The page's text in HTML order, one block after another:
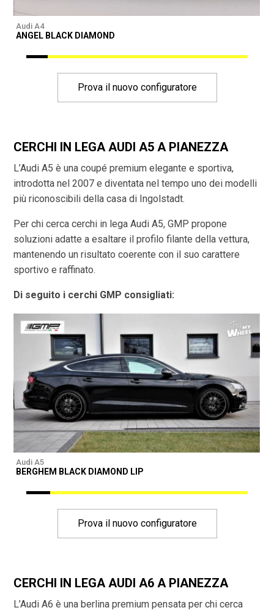
Audi A4
ANGEL BLACK DIAMOND
Prova il nuovo configuratore
CERCHI IN LEGA AUDI A5 A PIANEZZA
L’Audi A5 è una coupé premium elegante e sportiva,
introdotta nel 2007 e diventata nel tempo uno dei modelli
più riconoscibili della casa di Ingolstadt.
Per chi cerca cerchi in lega Audi A5, GMP propone
soluzioni adatte a esaltare il profilo filante della vettura,
mantenendo un risultato coerente con il suo carattere
sportivo e raffinato.
Di seguito i cerchi GMP consigliati:
Audi A5
BERGHEM BLACK DIAMOND LIP
Prova il nuovo configuratore
CERCHI IN LEGA AUDI A6 A PIANEZZA
L’Audi A6 è una berlina premium pensata per chi cerca